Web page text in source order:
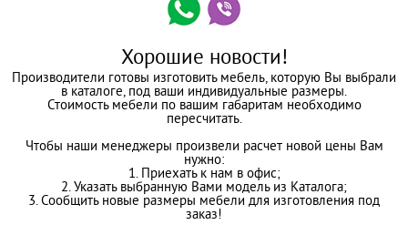
Хорошие новости!
Производители готовы изготовить мебель, которую Вы выбрали
в каталоге, под ваши индивидуальные размеры.
Стоимость мебели по вашим габаритам необходимо
пересчитать.
Чтобы наши менеджеры произвели расчет новой цены Вам
нужно:
1. Приехать к нам в офис;
2. Указать выбранную Вами модель из Каталога;
3. Сообщить новые размеры мебели для изготовления под
заказ!